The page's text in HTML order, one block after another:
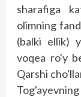
sharafiga
olimning
(balki ellik)
voqea ro'y
Qarshi